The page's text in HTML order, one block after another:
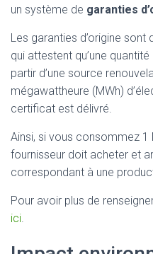
un système de garanties
Les garanties d’origine
qui attestent qu’une
partir d’une source
mégawattheure (MWh)
certificat est délivré.
Ainsi, si vous consommez 1
fournisseur doit acheter et
correspondant à une
Pour avoir plus de
ici.